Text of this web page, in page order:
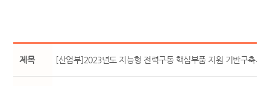
제목 [산업부]2023년도 지능형 전력구동 핵심부품 지원 기반구축사